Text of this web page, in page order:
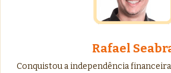
Rafael
Conquistou a independência